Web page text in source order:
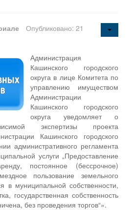
Опубликовано: 21
Администрация
Кашинского городского
округа в лице Комитета по
управлению имуществом
Администрации
Кашинского городского
округа уведомляет о
экспертизы проекта
Кашинского городского
административного регламента
услуги „Предоставление
постоянное (бессрочное)
пользование земельного
в муниципальной собственности,
государственная собственность
без проведения торгов“».